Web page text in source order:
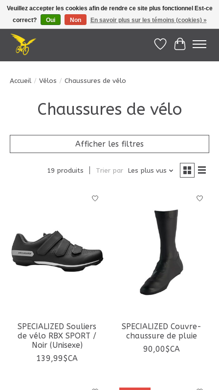
Le Pédalier | Îles de la Madeleine |info@lepedalier.com| 1-418-986-2965
Liste dePanier
Accueil / Vélos / Chaussures de vélo
Chaussures de vélo
Afficher les filtres
19 produits Trier par Les plus vus
SPECIALIZED Souliers
de vélo RBX SPORT /
Noir (Unisexe)
139,99$CA
SPECIALIZED Couvre-
chaussure de pluie
90,00$CA
Veuillez accepter les cookies afin de rendre ce site plus fonctionnel Est-ce
correct?
Oui Non En savoir plus sur les témoins (cookies) »